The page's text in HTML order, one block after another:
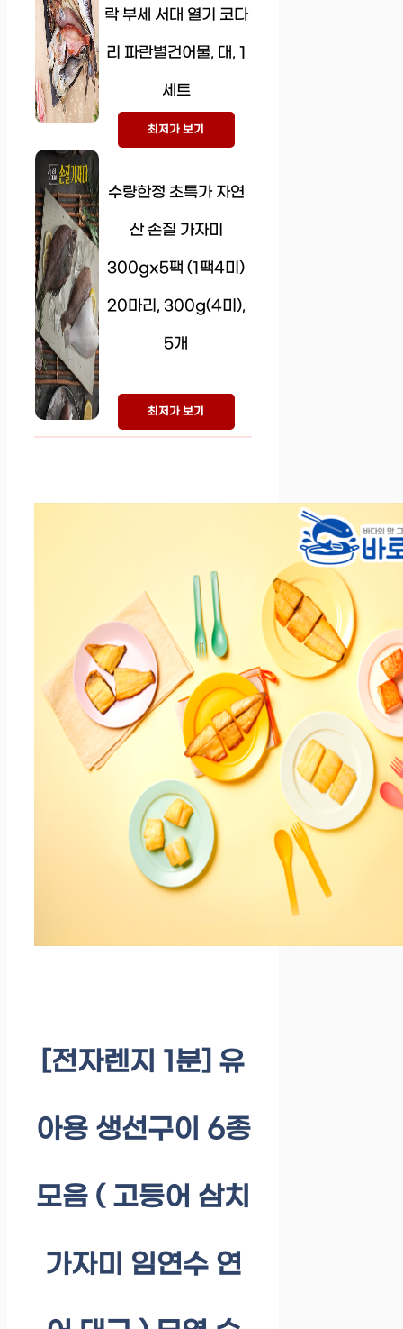
락 부세 서대 열기 코다
리 파란별건어물, 대, 1
세트
최저가 보기
수량한정 초특가 자연
산 손질 가자미
300gx5팩 (1팩4미)
20마리, 300g(4미),
5개
최저가 보기
[전자렌지 1분] 유
아용 생선구이 6종
모음 ( 고등어 삼치
가자미 임연수 연